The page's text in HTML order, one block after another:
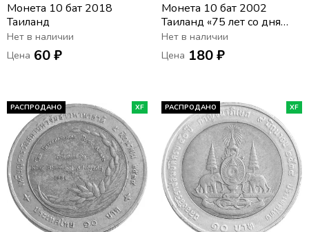
Монета 10 бат 2018
Таиланд
Нет в наличии
Цена 60 ₽
Монета 10 бат 2002
Таиланд «75 лет со дня
рождения Короля Рамы
IX»
Нет в наличии
Цена 180 ₽
РАСПРОДАНО XF РАСПРОДАНО XF